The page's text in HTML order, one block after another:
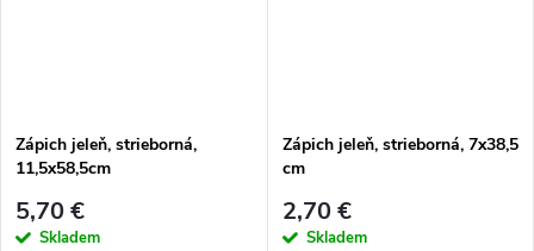
Zápich jeleň, strieborná,
11,5x58,5cm
5,70 €
Skladem
Zápich jeleň, strieborná, 7x38,5
cm
2,70 €
Skladem